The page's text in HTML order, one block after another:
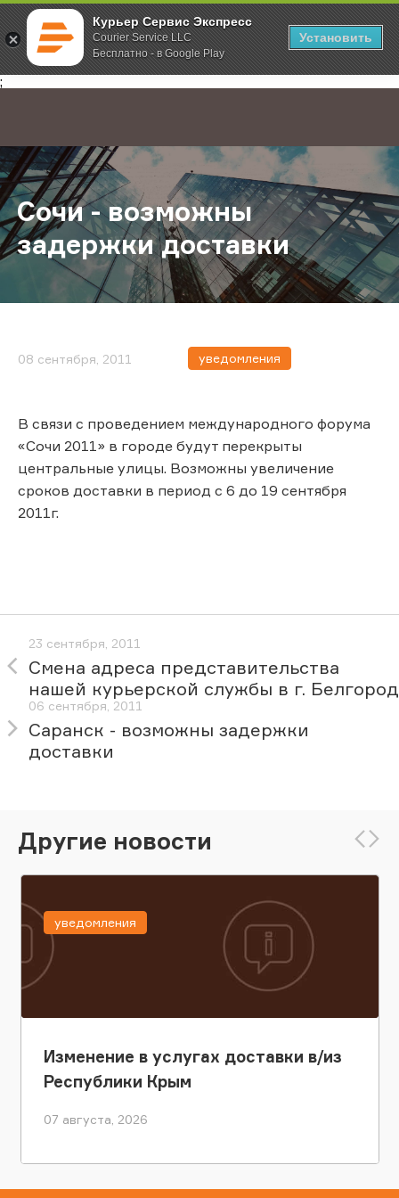
Курьер Сервис Экспресс
Courier Service LLC
Бесплатно - в Google Play
Установить
;
Главная О компании Новости Сочи - возможны задержки
Сочи - возможны
задержки доставки
08 сентября, 2011 уведомления
В связи с проведением международного форума
«Сочи 2011» в городе будут перекрыты
центральные улицы. Возможны увеличение
сроков доставки в период с 6 до 19 сентября
2011г.
23 сентября, 2011
Cмена адреса представительства
нашей курьерской службы в г. Белгород
06 сентября, 2011
Саранск - возможны задержки
доставки
Другие новости
Изменение в услугах доставки в/из
Республики Крым
07 августа, 2026
уведомления